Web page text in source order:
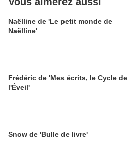
Naëlline de 'Le petit monde de
Naëlline'
Frédéric de 'Mes écrits, le Cycle de
l'Éveil'
Snow de 'Bulle de livre'